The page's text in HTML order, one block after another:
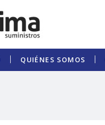
QUIÉNES SOMOS